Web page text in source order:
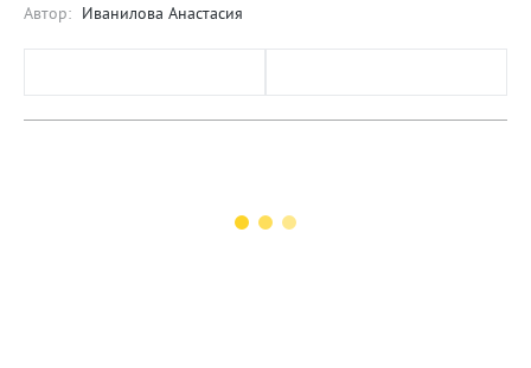
Автор: Иванилова Анастасия